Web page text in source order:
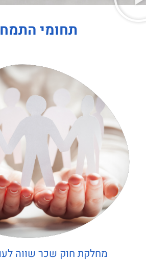
תחומי
מחלקת חוק שכר שווה